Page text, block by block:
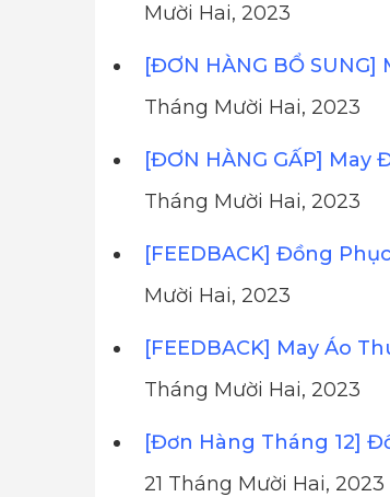
Mười Hai, 2023
[ĐƠN HÀNG BỔ
Tháng Mười Hai, 2023
[ĐƠN HÀNG GẤP]
Tháng Mười Hai, 2023
[FEEDBACK] Đồng
Mười Hai, 2023
[FEEDBACK] May Áo
Tháng Mười Hai, 2023
[Đơn Hàng Tháng 12]
21 Tháng Mười Hai, 2023